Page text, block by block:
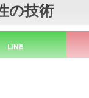
の技術